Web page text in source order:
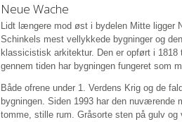
Neue Wache
Lidt længere mod øst i bydelen Mitte ligger
Schinkels mest vellykkede bygninger og
klassicistisk arkitektur. Den er opført i
gennem tiden har bygningen fungeret som
Både ofrene under 1. Verdens Krig og de
bygningen. Siden 1993 har den
tomme, stille rum. Gråsorte sten på gulv